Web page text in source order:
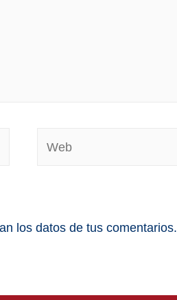
los datos de tus comentarios.